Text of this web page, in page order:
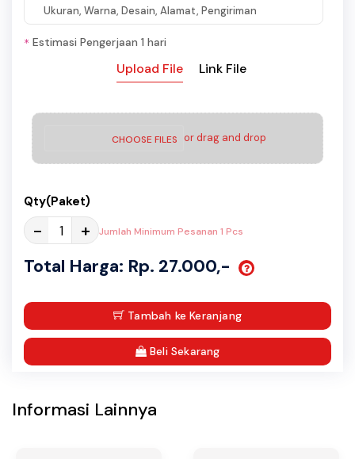
Ukuran, Warna, Desain, Alamat, Pengiriman
* Estimasi Pengerjaan 1 hari
Upload File Link File
CHOOSE FILES or drag and drop
Qty(Paket)
- + Jumlah Minimum Pesanan 1 Pcs
Total Harga: Rp. 27.000,-
Tambah ke Keranjang
Beli Sekarang
Informasi Lainnya